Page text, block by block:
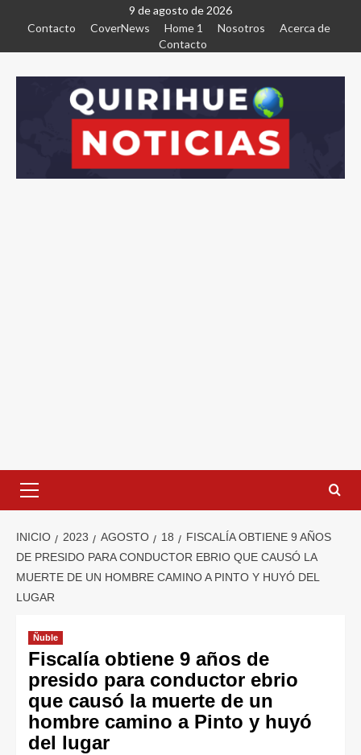
9 de agosto de 2026
Contacto
CoverNews Home 1 Nosotros
Acerca de
Contacto
INICIO 2023 AGOSTO 18
FISCALÍA OBTIENE 9 AÑOS
DE PRESIDO PARA CONDUCTOR EBRIO QUE CAUSÓ LA
MUERTE DE UN HOMBRE CAMINO A PINTO Y HUYÓ DEL
LUGAR
Ñuble
Fiscalía obtiene 9 años de
presido para conductor ebrio
que causó la muerte de un
hombre camino a Pinto y huyó
del lugar